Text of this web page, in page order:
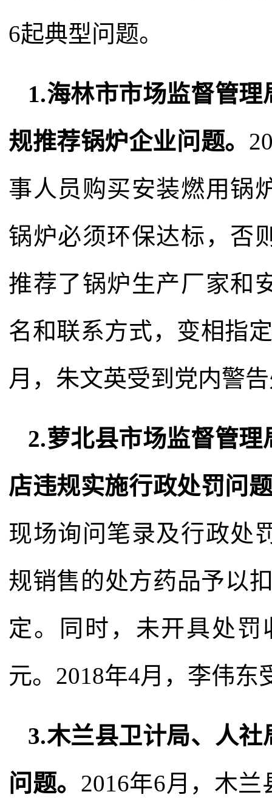
6起典型问题。
1.海林市市场监督管
规推荐锅炉企业问题。
事人员购买安装燃用锅
锅炉必须环保达标，否
推荐了锅炉生产厂家和
名和联系方式，变相指
月，朱文英受到党内警
2.萝北县市场监督管
店违规实施行政处罚问
现场询问笔录及行政处
规销售的处方药品予以
定。同时，未开具处
元。2018年4月，李伟东
3.木兰县卫计局、人
问题。 2016年6月，木